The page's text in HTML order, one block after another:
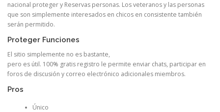
nacional proteger y Reservas personas. Los veteranos y las personas
que son simplemente interesados ​​en chicos en consistente también
serán permitido.
Proteger Funciones
El sitio simplemente no es bastante,
pero es útil. 100% gratis registro le permite enviar chats, participar en
foros de discusión y correo electrónico adicionales miembros.
Pros
Único